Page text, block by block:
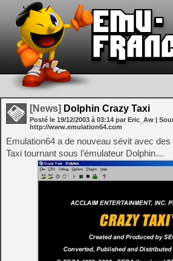
[News] Dolphin Crazy Taxi
Posté le 19/12/2003 à 03:14 par Eric_Aw |
http://www.emulation64.com
Emulation64 a de nouveau sévit avec
Taxi tournant sous l’émulateur Dolphin…